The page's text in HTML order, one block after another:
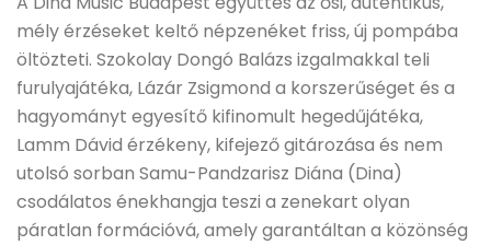
mély érzéseket keltő népzenéket friss, új pompába
öltözteti. Szokolay Dongó Balázs izgalmakkal teli
furulyajátéka, Lázár Zsigmond a korszerűséget és a
hagyományt egyesítő kifinomult hegedűjátéka,
Lamm Dávid érzékeny, kifejező gitározása és nem
utolsó sorban Samu-Pandzarisz Diána (Dina)
csodálatos énekhangja teszi a zenekart olyan
páratlan formációvá, amely garantáltan a közönség